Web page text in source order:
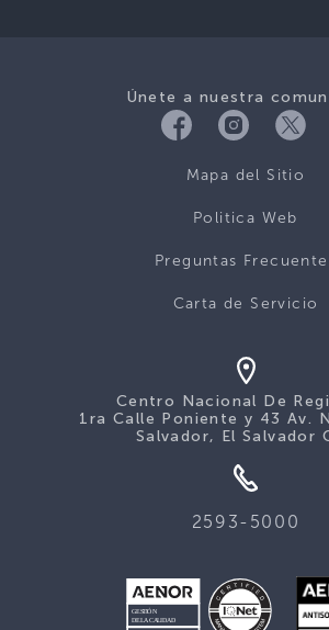
Únete a nuestra
Mapa del Sitio
Politica Web
Preguntas
Carta de Servicio
Centro Nacional De
1ra Calle Poniente y 43 Av.
Salvador, El Salvador
2593-5000